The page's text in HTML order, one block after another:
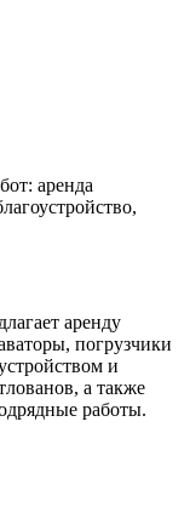
аренда
аренду
погрузчики
и
а также
работы.